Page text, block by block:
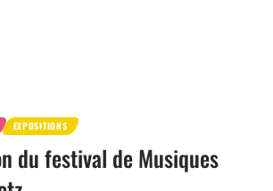
EXPOSITIONS
du festival de Musiques